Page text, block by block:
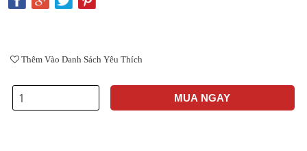
Thêm Vào Danh Sách Yêu Thích
MUA NGAY